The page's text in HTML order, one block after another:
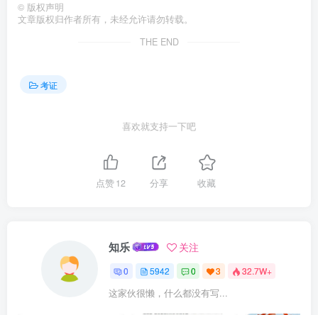
© 版权声明
文章版权归作者所有，未经允许请勿转载。
THE END
考证
喜欢就支持一下吧
点赞12 分享 收藏
知乐 关注
0 5942 0 3 32.7W+
这家伙很懒，什么都没有写...